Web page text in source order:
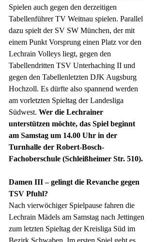
Spielen auch gegen den derzeitigen
Tabellenführer TV Weitnau spielen. Parallel
dazu spielt der SV SW München, der mit
einem Punkt Vorsprung einen Platz vor den
Lechrain Volleys liegt, gegen den
Tabellendritten TSV Unterhaching II und
gegen den Tabellenletzten DJK Augsburg
Hochzoll. Es dürfte also spannend werden
am vorletzten Spieltag der Landesliga
Südwest. Wer die Lechrainer
unterstützen möchte, das Spiel beginnt
am Samstag um 14.00 Uhr in der
Turnhalle der Robert-Bosch-
Fachoberschule (Schleißheimer Str. 510).
Damen III – gelingt die Revanche gegen
TSV Pfuhl?
Nach vierwöchiger Spielpause fahren die
Lechrain Mädels am Samstag nach Jettingen
zum letzten Spieltag der Kreisliga Süd im
Bezirk Schwaben. Im ersten Spiel geht es